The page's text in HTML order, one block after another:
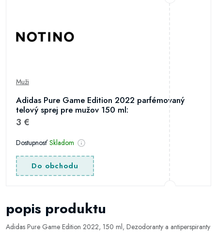
Muži
Adidas Pure Game Edition 2022 parfémovaný
telový sprej pre mužov 150 ml:
3 €
Dostupnosť Skladom
Do obchodu
popis produktu
Adidas Pure Game Edition 2022, 150 ml, Dezodoranty a antiperspiranty